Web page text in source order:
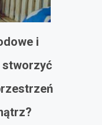
i
stworzyć